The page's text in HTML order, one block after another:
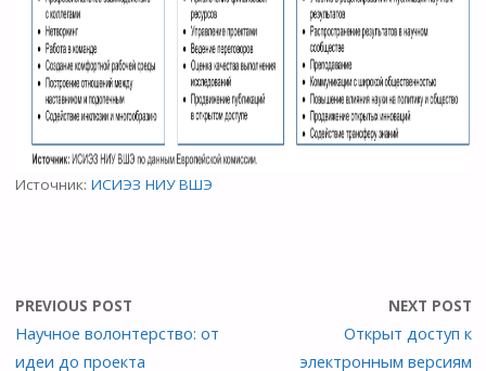
Источник: ИСИЭЗ НИУ ВШЭ
PREVIOUS POST
Научное волонтерство: от
идеи до проекта
NEXT POST
Открыт доступ к
электронным версиям